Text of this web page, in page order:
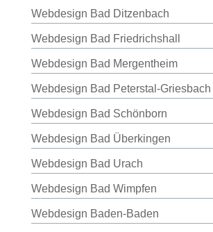
Webdesign Bad Ditzenbach
Webdesign Bad Friedrichshall
Webdesign Bad Mergentheim
Webdesign Bad Peterstal-Griesbach
Webdesign Bad Schönborn
Webdesign Bad Überkingen
Webdesign Bad Urach
Webdesign Bad Wimpfen
Webdesign Baden-Baden